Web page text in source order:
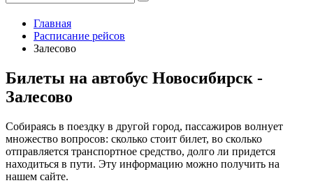
Главная
Расписание рейсов
Залесово
Билеты на автобус Новосибирск -
Залесово
Собираясь в поездку в другой город, пассажиров волнует
множество вопросов: сколько стоит билет, во сколько
отправляется транспортное средство, долго ли придется
находиться в пути. Эту информацию можно получить на
нашем сайте.